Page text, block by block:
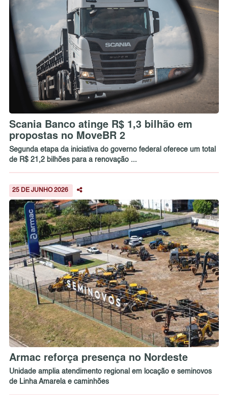
Scania Banco atinge R$ 1,3 bilhão em
propostas no MoveBR 2
Segunda etapa da iniciativa do governo federal oferece um total
de R$ 21,2 bilhões para a renovação ...
25 DE JUNHO 2026
Armac reforça presença no Nordeste
Unidade amplia atendimento regional em locação e seminovos
de Linha Amarela e caminhões